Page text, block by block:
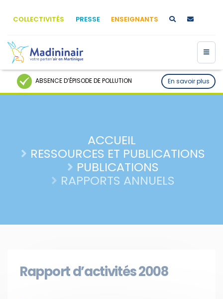
COLLECTIVITÉS PRESSE ENSEIGNANTS
ABSENCE D’ÉPISODE DE POLLUTION En savoir plus
ACCUEIL
RESSOURCES ET PUBLICATIONS
PUBLICATIONS
RAPPORTS ANNUELS
Rapport d’activités 2008